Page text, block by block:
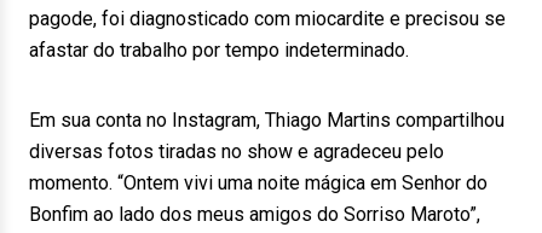
pagode, foi diagnosticado com miocardite e precisou se
afastar do trabalho por tempo indeterminado.
Em sua conta no Instagram, Thiago Martins compartilhou
diversas fotos tiradas no show e agradeceu pelo
momento. “Ontem vivi uma noite mágica em Senhor do
Bonfim ao lado dos meus amigos do Sorriso Maroto”,